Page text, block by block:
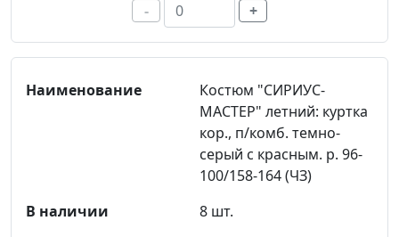
- +
Костюм "СИРИУС-
МАСТЕР" летний: куртка
кор., п/комб. темно-
серый с красным. р. 96-
100/158-164 (ЧЗ)
8 шт.